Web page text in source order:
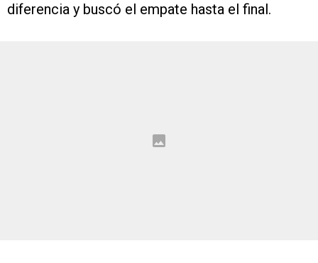
diferencia y buscó el empate hasta el final.